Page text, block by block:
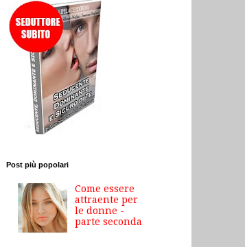
Post più popolari
Come essere
attraente per
le donne -
parte seconda